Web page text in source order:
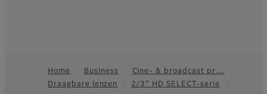
Footer
Home Business
Cine- & broadcast pr…
Draagbare lenzen
2/3″ HD SELECT-serie